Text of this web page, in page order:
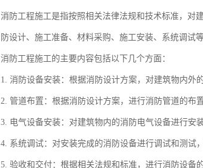
消防工程施工是指按照相关法律法规和技术标准，对
防设计、施工准备、材料采购、施工安装、系统调试等
消防工程施工的主要内容包括以下几个方面：
1. 消防设备安装：根据消防设计方案，对建筑物内外
2. 管道布置：根据消防设计方案，进行消防管道的布
3. 电气设备安装：对建筑物内的消防电气设备进行安
4. 系统调试：对安装完成的消防设备进行调试和测试
5. 验收和交付：根据相关法规和标准，进行消防设备